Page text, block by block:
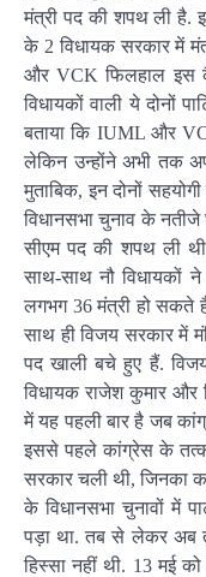
मंत्री पद की शपथ ली है.
के 2 विधायक सरकार में
और VCK फिलहाल इस
विधायकों वाली ये दोनों
बताया कि IUML और
लेकिन उन्होंने अभी तक
मुताबिक, इन दोनों
विधानसभा चुनाव के
सीएम पद की शपथ ली
साथ-साथ नौ विधायकों
लगभग 36 मंत्री हो सकते
साथ ही विजय सरकार में
पद खाली बचे हुए हैं.
विधायक राजेश कुमार और
में यह पहली बार है जब
इससे पहले कांग्रेस के
सरकार चली थी, जिनका
के विधानसभा चुनावों में
पड़ा था. तब से लेकर अब
हिस्सा नहीं थी. 13 मई